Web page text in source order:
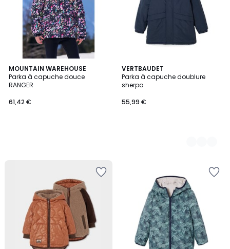
MOUNTAIN WAREHOUSE
Parka à capuche douce
RANGER
61,42 €
VERTBAUDET
Parka à capuche doublure
sherpa
55,99 €
2
Couleurs